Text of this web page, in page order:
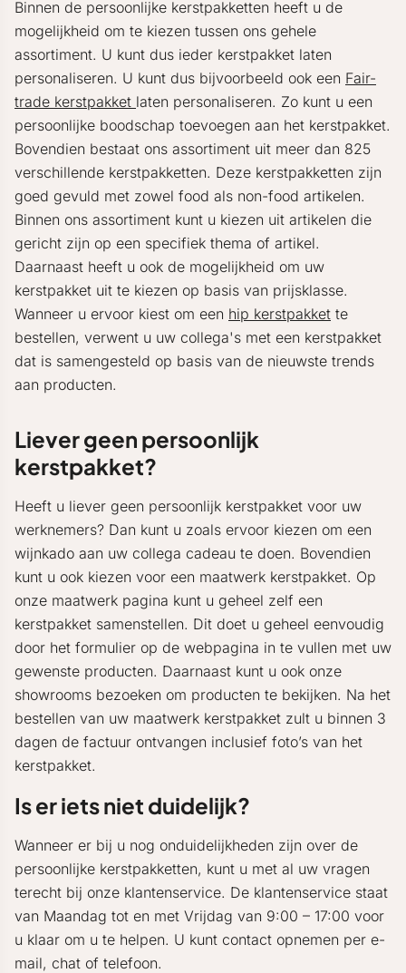
Binnen de persoonlijke kerstpakketten heeft u de
mogelijkheid om te kiezen tussen ons gehele
assortiment. U kunt dus ieder kerstpakket laten
personaliseren. U kunt dus bijvoorbeeld ook een Fair-
trade kerstpakket laten personaliseren. Zo kunt u een
persoonlijke boodschap toevoegen aan het kerstpakket.
Bovendien bestaat ons assortiment uit meer dan 825
verschillende kerstpakketten. Deze kerstpakketten zijn
goed gevuld met zowel food als non-food artikelen.
Binnen ons assortiment kunt u kiezen uit artikelen die
gericht zijn op een specifiek thema of artikel.
Daarnaast heeft u ook de mogelijkheid om uw
kerstpakket uit te kiezen op basis van prijsklasse.
Wanneer u ervoor kiest om een hip kerstpakket te
bestellen, verwent u uw collega's met een kerstpakket
dat is samengesteld op basis van de nieuwste trends
aan producten.
Liever geen persoonlijk
kerstpakket?
Heeft u liever geen persoonlijk kerstpakket voor uw
werknemers? Dan kunt u zoals ervoor kiezen om een
wijnkado aan uw collega cadeau te doen. Bovendien
kunt u ook kiezen voor een maatwerk kerstpakket. Op
onze maatwerk pagina kunt u geheel zelf een
kerstpakket samenstellen. Dit doet u geheel eenvoudig
door het formulier op de webpagina in te vullen met uw
gewenste producten. Daarnaast kunt u ook onze
showrooms bezoeken om producten te bekijken. Na het
bestellen van uw maatwerk kerstpakket zult u binnen 3
dagen de factuur ontvangen inclusief foto’s van het
kerstpakket.
Is er iets niet duidelijk?
Wanneer er bij u nog onduidelijkheden zijn over de
persoonlijke kerstpakketten, kunt u met al uw vragen
terecht bij onze klantenservice. De klantenservice staat
van Maandag tot en met Vrijdag van 9:00 – 17:00 voor
u klaar om u te helpen. U kunt contact opnemen per e-
mail, chat of telefoon.